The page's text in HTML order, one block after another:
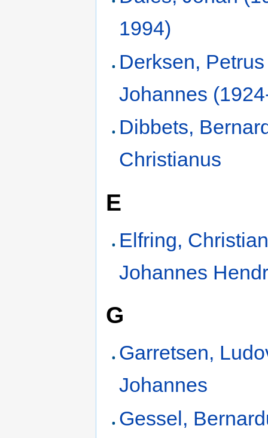
1994)
Derksen, Petrus
Johannes
Dibbets,
Christianus
E
Elfring,
Johannes
G
Garretsen,
Johannes
Gessel,